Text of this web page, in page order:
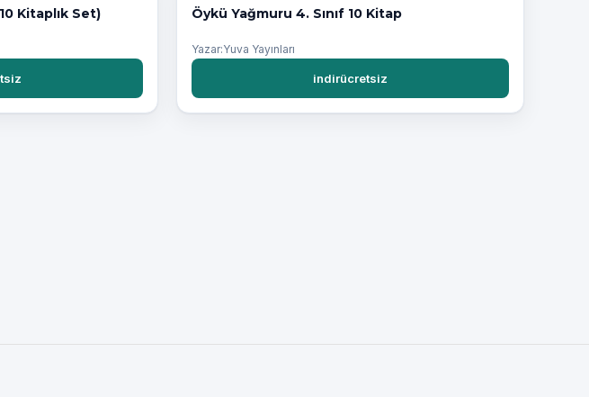
Kitaplık Set) Öykü Yağmuru 4. Sınıf 10 Kitap
Yazar:Yuva Yayınları
indirücretsiz